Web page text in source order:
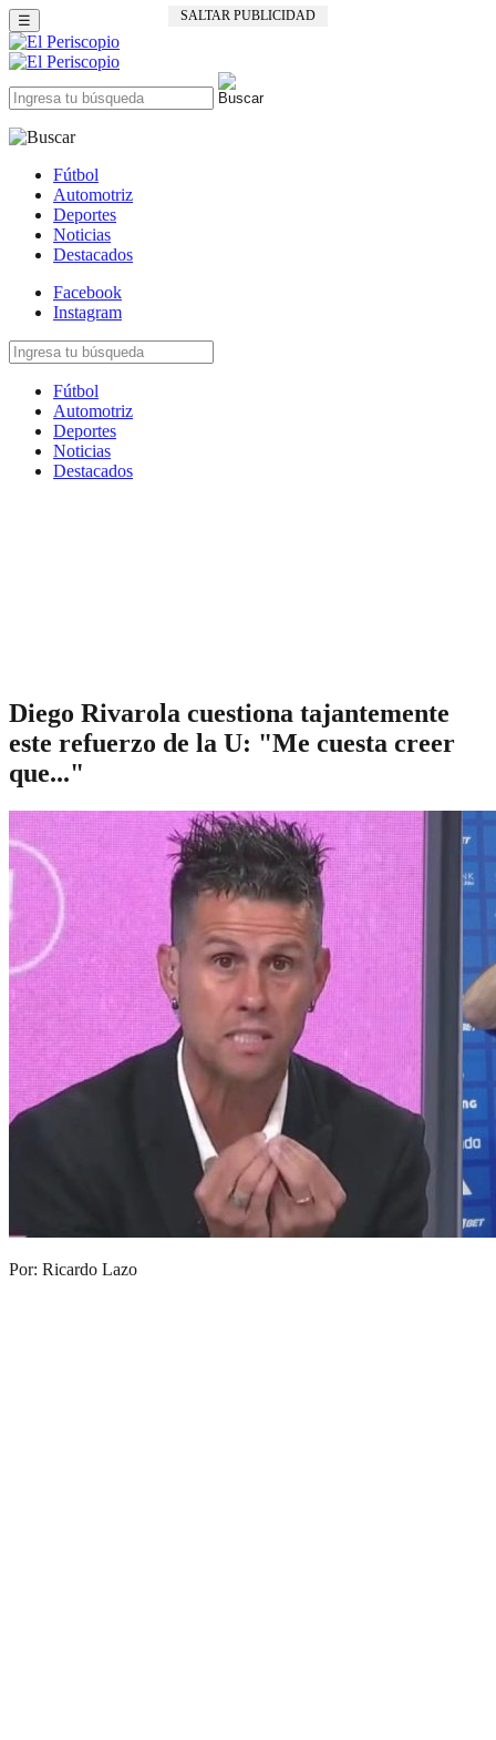
SALTAR PUBLICIDAD
☰
Fútbol
Automotriz
Deportes
Noticias
Destacados
Facebook
Instagram
Fútbol
Automotriz
Deportes
Noticias
Destacados
Diego Rivarola cuestiona tajantemente
este refuerzo de la U: "Me cuesta creer
que..."
Por: Ricardo Lazo